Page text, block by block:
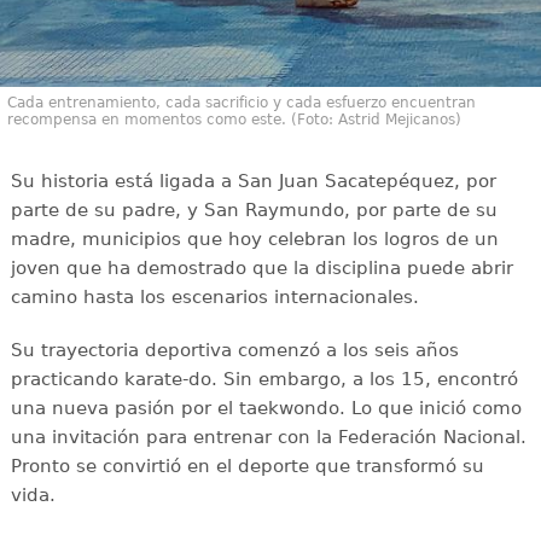
Cada entrenamiento, cada sacrificio y cada esfuerzo encuentran
recompensa en momentos como este. (Foto: Astrid Mejicanos)
Su historia está ligada a San Juan Sacatepéquez, por
parte de su padre, y San Raymundo, por parte de su
madre, municipios que hoy celebran los logros de un
joven que ha demostrado que la disciplina puede abrir
camino hasta los escenarios internacionales.
Su trayectoria deportiva comenzó a los seis años
practicando karate-do. Sin embargo, a los 15, encontró
una nueva pasión por el taekwondo. Lo que inició como
una invitación para entrenar con la Federación Nacional.
Pronto se convirtió en el deporte que transformó su
vida.